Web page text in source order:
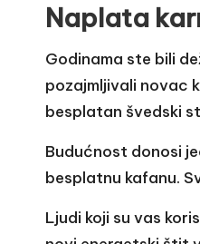
Naplata
Godinama ste bili
pozajmljivali novac
besplatan švedski
Budućnost donosi
besplatnu kafanu.
Ljudi koji su vas